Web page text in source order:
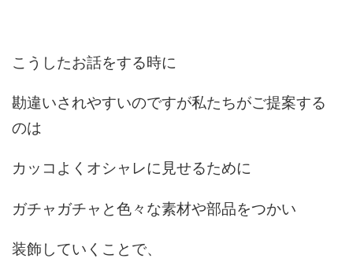
こうしたお話をする時に
勘違いされやすいのですが私たちがご提案する
のは
カッコよくオシャレに見せるために
ガチャガチャと色々な素材や部品をつかい
装飾していくことで、